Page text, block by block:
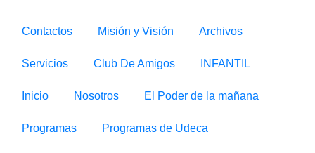
Contactos Misión y Visión Archivos
Servicios Club De Amigos INFANTIL
Inicio Nosotros El Poder de la mañana
Programas Programas de Udeca